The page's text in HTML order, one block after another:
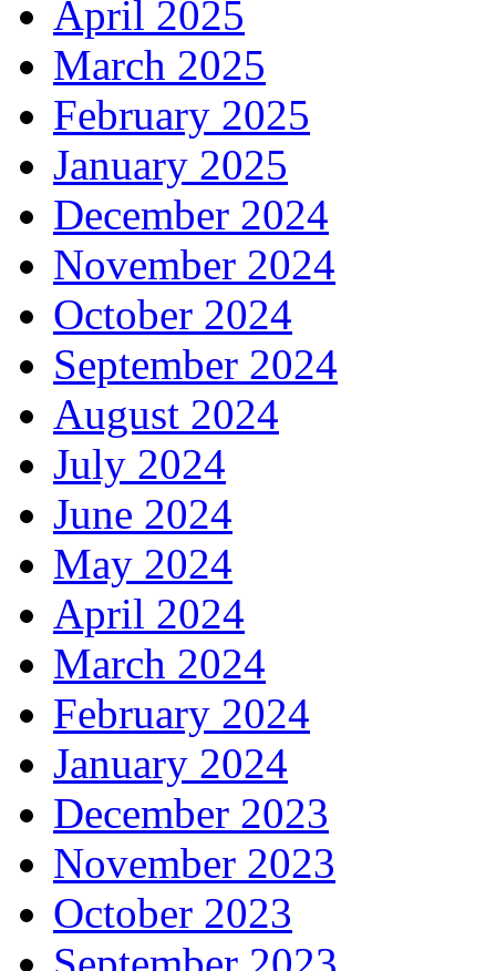
April 2025
March 2025
February 2025
January 2025
December 2024
November 2024
October 2024
September 2024
August 2024
July 2024
June 2024
May 2024
April 2024
March 2024
February 2024
January 2024
December 2023
November 2023
October 2023